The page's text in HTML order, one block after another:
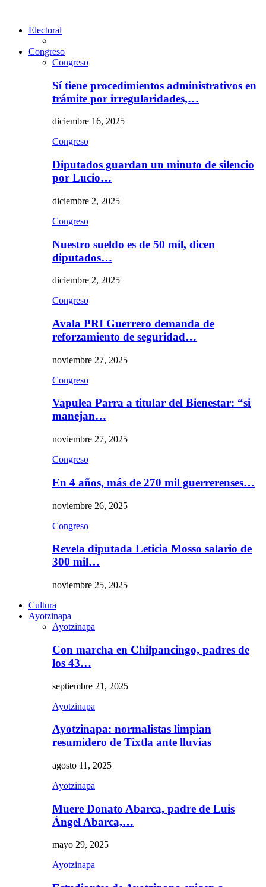
Electoral
Congreso
Congreso
Sí tiene procedimientos administrativos en
trámite por irregularidades,…
diciembre 16, 2025
Congreso
Diputados guardan un minuto de silencio
por Lucio…
diciembre 2, 2025
Congreso
Nuestro sueldo es de 50 mil, dicen
diputados…
diciembre 2, 2025
Congreso
Avala PRI Guerrero demanda de
reforzamiento de seguridad…
noviembre 27, 2025
Congreso
Vapulea Parra a titular del Bienestar: “si
manejan…
noviembre 27, 2025
Congreso
En 4 años, más de 270 mil guerrerenses…
noviembre 26, 2025
Congreso
Revela diputada Leticia Mosso salario de
300 mil…
noviembre 25, 2025
Cultura
Ayotzinapa
Ayotzinapa
Con marcha en Chilpancingo, padres de
los 43…
septiembre 21, 2025
Ayotzinapa
Ayotzinapa: normalistas limpian
resumidero de Tixtla ante lluvias
agosto 11, 2025
Ayotzinapa
Muere Donato Abarca, padre de Luis
Ángel Abarca,…
mayo 29, 2025
Ayotzinapa